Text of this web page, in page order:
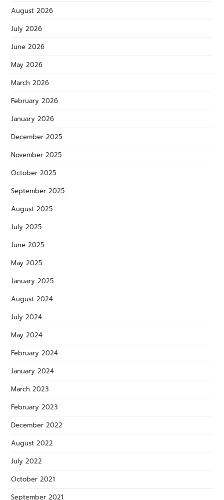
August 2026
July 2026
June 2026
May 2026
March 2026
February 2026
January 2026
December 2025
November 2025
October 2025
September 2025
August 2025
July 2025
June 2025
May 2025
January 2025
August 2024
July 2024
May 2024
February 2024
January 2024
March 2023
February 2023
December 2022
August 2022
July 2022
October 2021
September 2021